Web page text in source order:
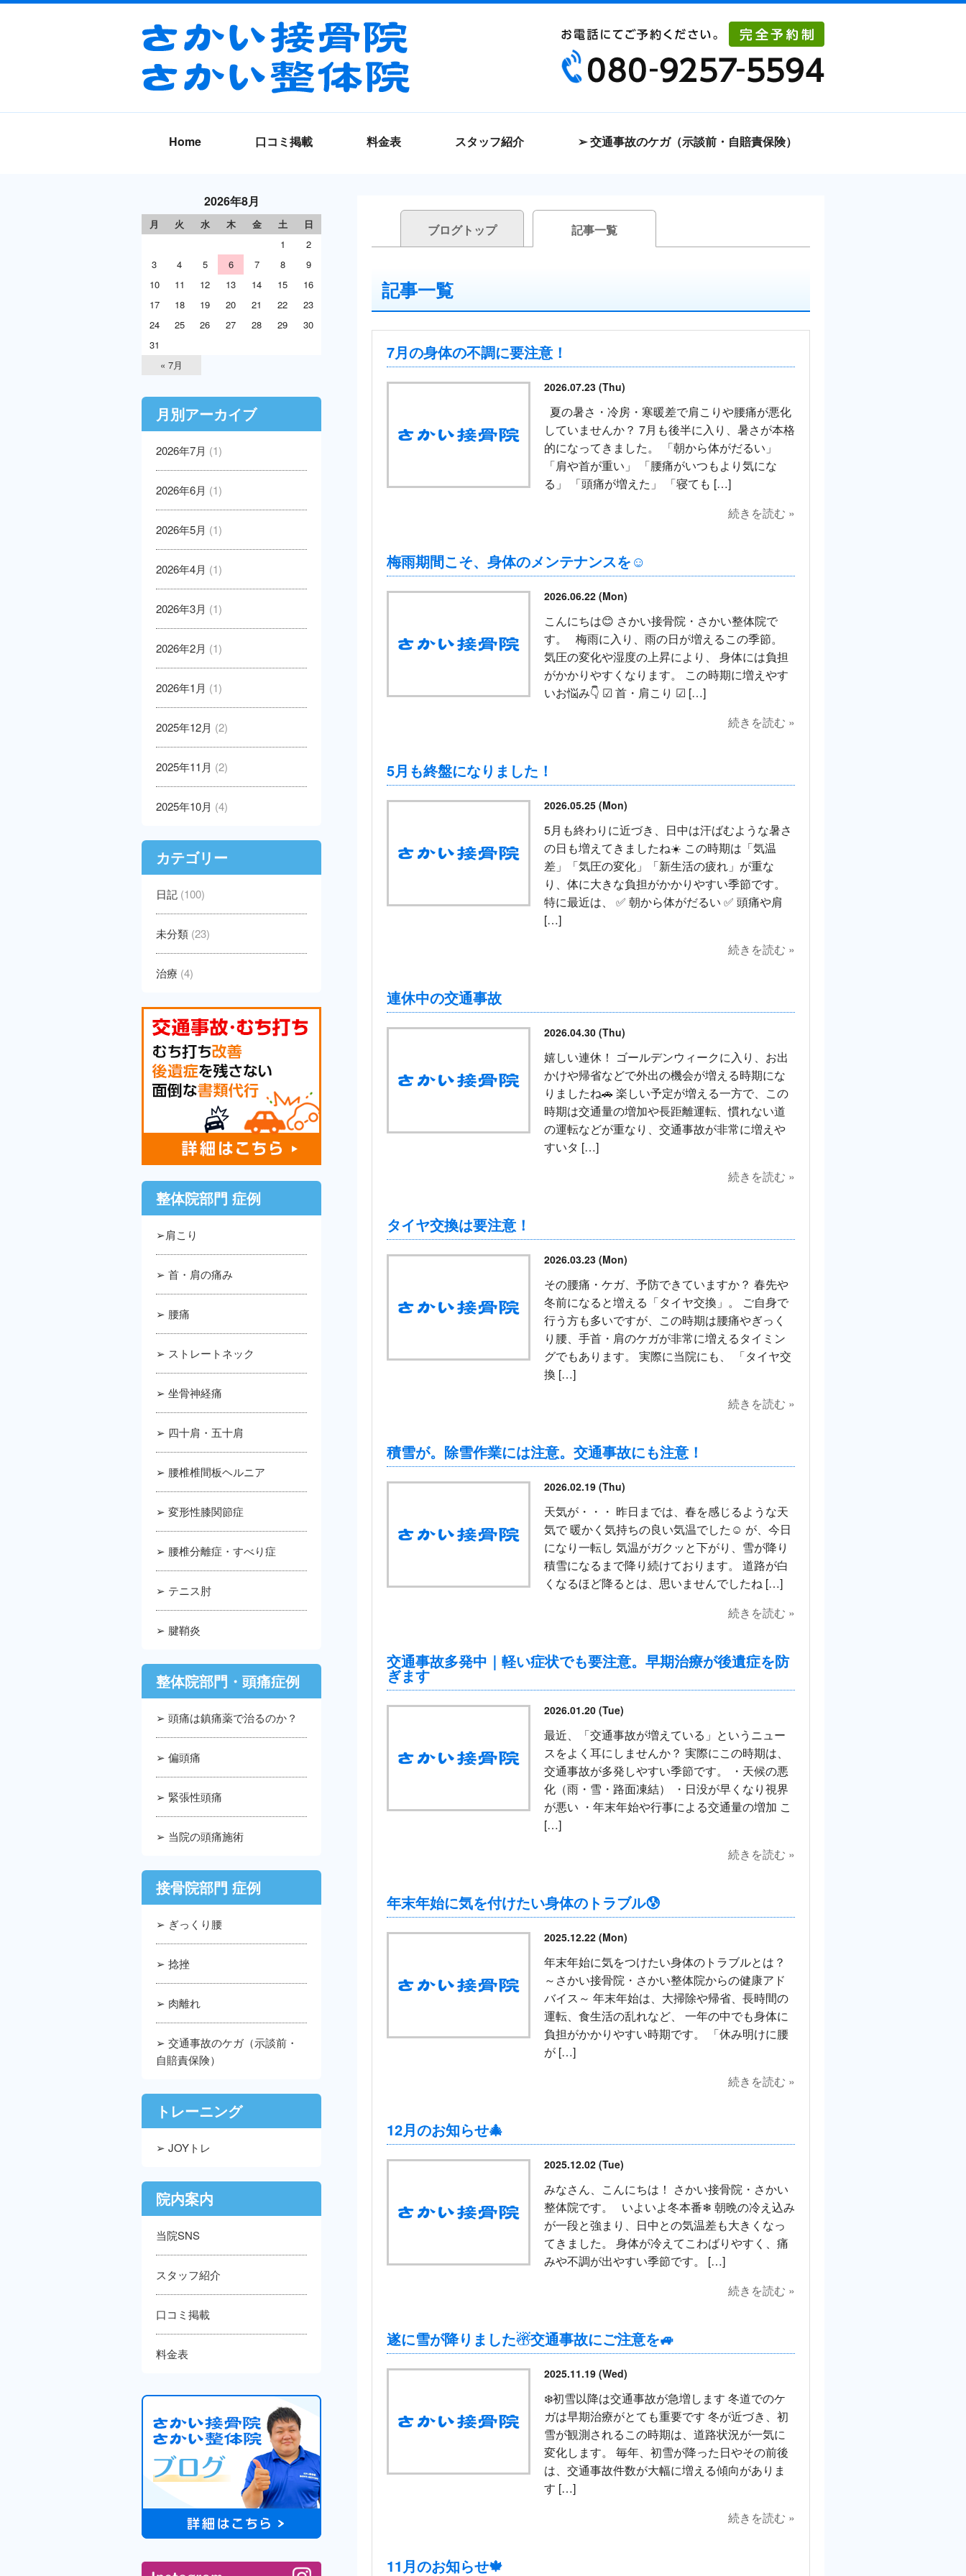
Home 口コミ掲載 料金表 スタッフ紹介 ➢ 交通事故のケガ（示談前・自賠責保険）
ブログトップ 記事一覧
記事一覧
7月の身体の不調に要注意！
2026.07.23 (Thu)
夏の暑さ・冷房・寒暖差で肩こりや腰痛が悪化
していませんか？ 7月も後半に入り、暑さが本格
的になってきました。 「朝から体がだるい」
「肩や首が重い」 「腰痛がいつもより気にな
る」 「頭痛が増えた」 「寝ても […]
続きを読む »
梅雨期間こそ、身体のメンテナンスを☺️
2026.06.22 (Mon)
こんにちは😊 さかい接骨院・さかい整体院で
す。 梅雨に入り、雨の日が増えるこの季節。
気圧の変化や湿度の上昇により、 身体には負担
がかかりやすくなります。 この時期に増えやす
いお悩み👇 ☑ 首・肩こり ☑ […]
続きを読む »
5月も終盤になりました！
2026.05.25 (Mon)
5月も終わりに近づき、日中は汗ばむような暑さ
の日も増えてきましたね☀️ この時期は「気温
差」「気圧の変化」「新生活の疲れ」が重な
り、体に大きな負担がかかりやすい季節です。
特に最近は、 ✅ 朝から体がだるい ✅ 頭痛や肩
[…]
続きを読む »
連休中の交通事故
2026.04.30 (Thu)
嬉しい連休！ ゴールデンウィークに入り、お出
かけや帰省などで外出の機会が増える時期にな
りましたね🚗 楽しい予定が増える一方で、この
時期は交通量の増加や長距離運転、慣れない道
の運転などが重なり、交通事故が非常に増えや
すいタ […]
続きを読む »
タイヤ交換は要注意！
2026.03.23 (Mon)
その腰痛・ケガ、予防できていますか？ 春先や
冬前になると増える「タイヤ交換」。 ご自身で
行う方も多いですが、この時期は腰痛やぎっく
り腰、手首・肩のケガが非常に増えるタイミン
グでもあります。 実際に当院にも、 「タイヤ交
換 […]
続きを読む »
積雪が。除雪作業には注意。交通事故にも注意！
2026.02.19 (Thu)
天気が・・・ 昨日までは、春を感じるような天
気で 暖かく気持ちの良い気温でした☺️ が、今日
になり一転し 気温がガクッと下がり、雪が降り
積雪になるまで降り続けております。 道路が白
くなるほど降るとは、思いませんでしたね […]
続きを読む »
交通事故多発中｜軽い症状でも要注意。早期治療が後遺症を防
ぎます
2026.01.20 (Tue)
最近、「交通事故が増えている」というニュー
スをよく耳にしませんか？ 実際にこの時期は、
交通事故が多発しやすい季節です。 ・天候の悪
化（雨・雪・路面凍結） ・日没が早くなり視界
が悪い ・年末年始や行事による交通量の増加 こ
[…]
続きを読む »
年末年始に気を付けたい身体のトラブル😰
2025.12.22 (Mon)
年末年始に気をつけたい身体のトラブルとは？
～さかい接骨院・さかい整体院からの健康アド
バイス～ 年末年始は、大掃除や帰省、長時間の
運転、食生活の乱れなど、 一年の中でも身体に
負担がかかりやすい時期です。 「休み明けに腰
が […]
続きを読む »
12月のお知らせ🎄
2025.12.02 (Tue)
みなさん、こんにちは！ さかい接骨院・さかい
整体院です。 いよいよ冬本番❄ 朝晩の冷え込み
が一段と強まり、日中との気温差も大きくなっ
てきました。 身体が冷えてこわばりやすく、痛
みや不調が出やすい季節です。 […]
続きを読む »
遂に雪が降りました☃交通事故にご注意を🚙
2025.11.19 (Wed)
❄️初雪以降は交通事故が急増します 冬道でのケ
ガは早期治療がとても重要です 冬が近づき、初
雪が観測されるこの時期は、道路状況が一気に
変化します。 毎年、初雪が降った日やその前後
は、交通事故件数が大幅に増える傾向がありま
す […]
続きを読む »
11月のお知らせ🍁
2026年8月
月 火 水 木 金 土
日
1
2
3
4 5 6 7 8
9
10
11 12 13 14 15
16
17
18 19 20 21 22
23
24
25 26 27 28 29
30
31
« 7月
月別アーカイブ
2026年7月 (1)
2026年6月 (1)
2026年5月 (1)
2026年4月 (1)
2026年3月 (1)
2026年2月 (1)
2026年1月 (1)
2025年12月 (2)
2025年11月 (2)
2025年10月 (4)
カテゴリー
日記 (100)
未分類 (23)
治療 (4)
整体院部門 症例
➢肩こり
➢ 首・肩の痛み
➢ 腰痛
➢ ストレートネック
➢ 坐骨神経痛
➢ 四十肩・五十肩
➢ 腰椎椎間板ヘルニア
➢ 変形性膝関節症
➢ 腰椎分離症・すべり症
➢ テニス肘
➢ 腱鞘炎
整体院部門・頭痛症例
➢ 頭痛は鎮痛薬で治るのか？
➢ 偏頭痛
➢ 緊張性頭痛
➢ 当院の頭痛施術
接骨院部門 症例
➢ ぎっくり腰
➢ 捻挫
➢ 肉離れ
➢ 交通事故のケガ（示談前・
自賠責保険）
トレーニング
➢ JOYトレ
院内案内
当院SNS
スタッフ紹介
口コミ掲載
料金表